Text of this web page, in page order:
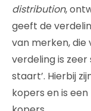
distribution,
geeft de
van merken, die
verdeling is
staart’. Hierbij
kopers en is